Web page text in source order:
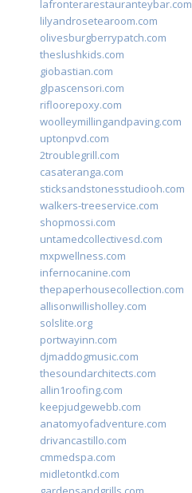
lafronterarestauranteybar.com
lilyandrosetearoom.com
olivesburgberrypatch.com
theslushkids.com
giobastian.com
glpascensori.com
rifloorepoxy.com
woolleymillingandpaving.com
uptonpvd.com
2troublegrill.com
casateranga.com
sticksandstonesstudiooh.com
walkers-treeservice.com
shopmossi.com
untamedcollectivesd.com
mxpwellness.com
infernocanine.com
thepaperhousecollection.com
allisonwillisholley.com
solslite.org
portwayinn.com
djmaddogmusic.com
thesoundarchitects.com
allin1roofing.com
keepjudgewebb.com
anatomyofadventure.com
drivancastillo.com
cmmedspa.com
midletontkd.com